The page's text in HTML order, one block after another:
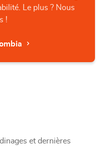
Le plus ? Nous
!
et dernières